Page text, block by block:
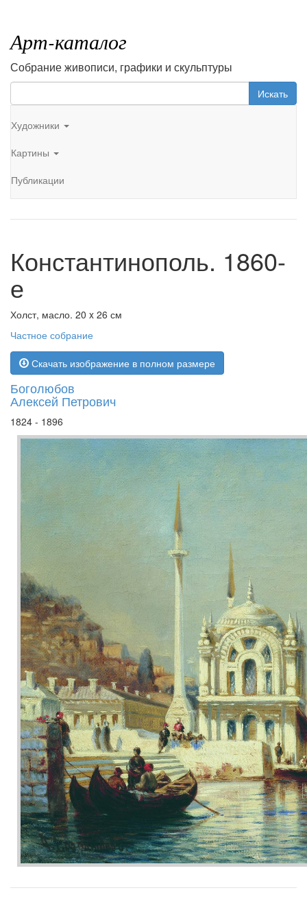
Арт-каталог
Собрание живописи, графики и скульптуры
Искать
Художники
Картины
Публикации
Константинополь. 1860-
е
Холст, масло. 20 x 26 см
Частное собрание
Скачать изображение в полном размере
Боголюбов
Алексей Петрович
1824 - 1896